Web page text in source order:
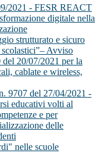
2021 - FESR REACT
digitale nella
strutturato e sicuro
Avviso
20/07/2021 per la
cablate e wireless,
9707 del 27/04/2021 -
educativi volti al
e per
delle
nelle scuole